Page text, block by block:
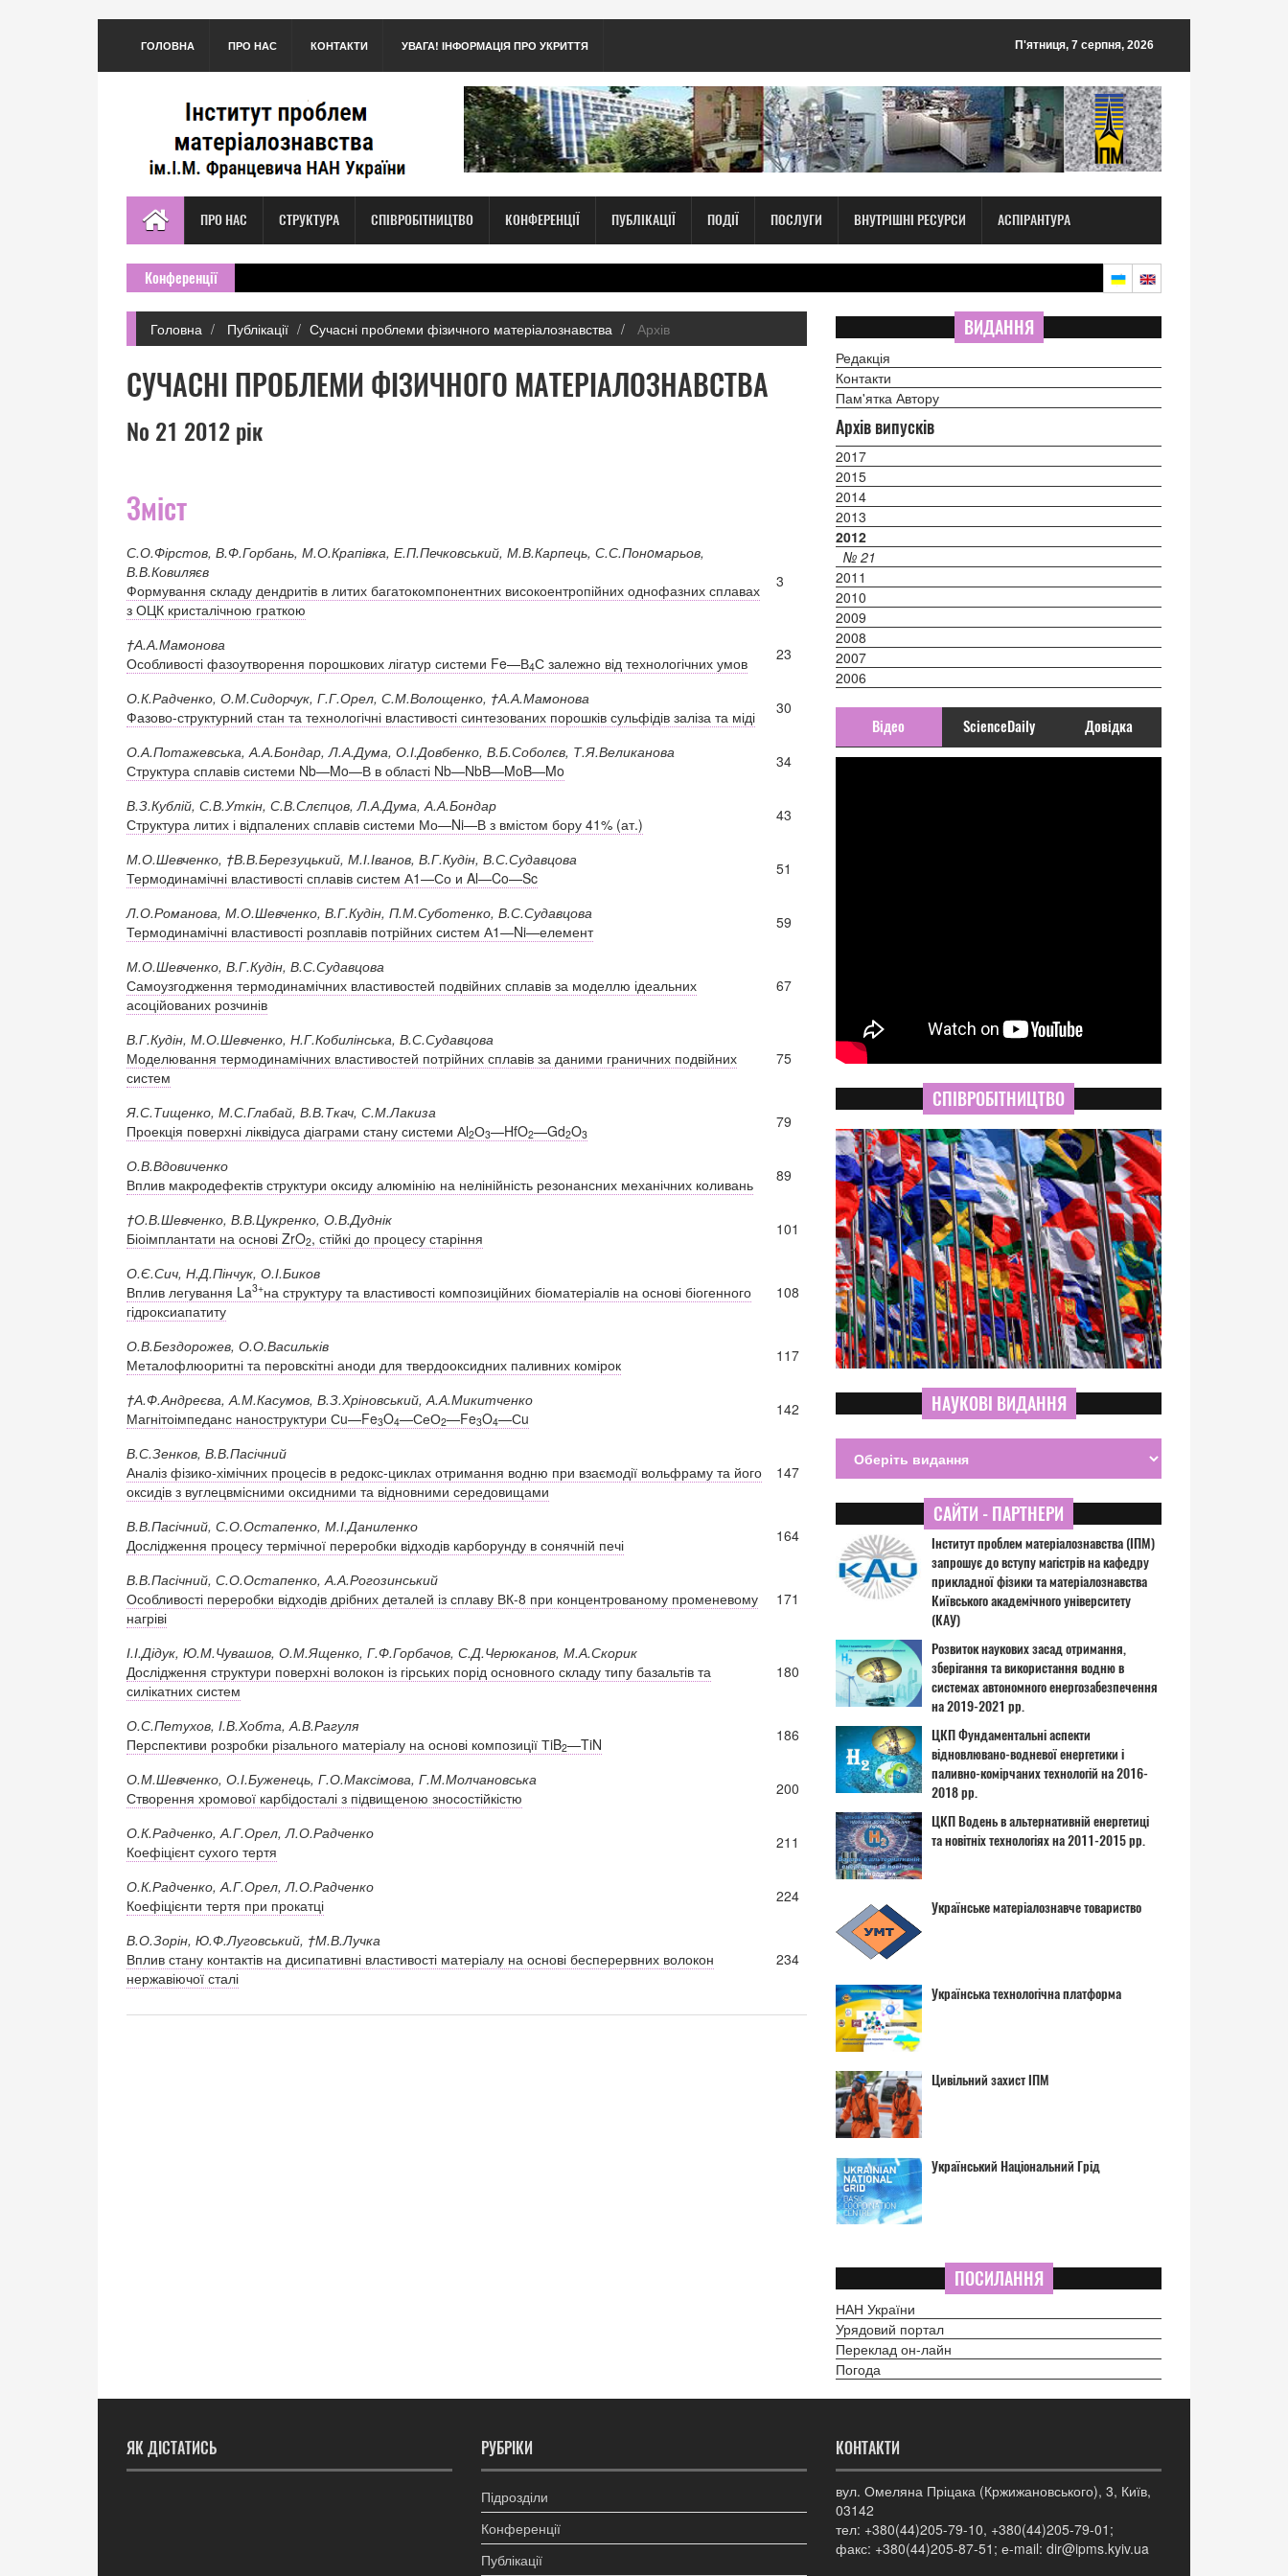
ГОЛОВНА ПРО НАС КОНТАКТИ УВАГА! ІНФОРМАЦІЯ ПРО УКРИТТЯ П'ятниця, 7 серпня, 2026
ПРО НАС СТРУКТУРА СПІВРОБІТНИЦТВО КОНФЕРЕНЦІЇ ПУБЛІКАЦІЇ ПОДІЇ ПОСЛУГИ ВНУТРІШНІ РЕСУРСИ АСПІРАНТУРА
Конференції
Головна Публікації Сучасні проблеми фізичного матеріалознавства Архів
СУЧАСНІ ПРОБЛЕМИ ФІЗИЧНОГО МАТЕРІАЛОЗНАВСТВА
№ 21 2012 рік
Зміст
С.О.Фірстов, В.Ф.Горбань, М.О.Крапівка, Е.П.Печковський, М.В.Карпець, С.С.Понoмарьов,
В.В.Ковиляєв
Формування складу дендритів в литих багатокомпонентних високоентропійних однофазних сплавах
з ОЦК кристалічною граткою
3
†А.А.Мамонова
Особливості фазоутворення порошкових лігатур системи Fe—В4С залежно від технологічних умов 23
О.К.Радченко, О.М.Сидорчук, Г.Г.Орел, С.М.Волощенко, †А.А.Мамонова
Фазово-структурний стан та технологічні властивості синтезованих порошків сульфідів заліза та міді
30
О.А.Потажевська, А.А.Бондар, Л.А.Дума, О.І.Довбенко, В.Б.Соболєв, Т.Я.Великанова
Структура сплавів системи Nb—Mo—В в області Nb—NbB—MoB—Mo
34
В.З.Кублій, С.В.Уткін, С.В.Слєпцов, Л.А.Дума, А.А.Бондар
Структура литих і відпалених сплавів системи Мо—Ni—В з вмістом бору 41% (ат.)
43
М.О.Шевченко, †В.В.Березуцький, М.І.Іванов, В.Г.Кудін, В.С.Судавцова
Термодинамічні властивості сплавів систем А1—Со и Al—Co—Sc
51
Л.О.Романова, М.О.Шевченко, В.Г.Кудін, П.М.Суботенко, В.С.Судавцова
Термодинамічні властивості розплавів потрійних систем А1—Ni—елемент
59
М.О.Шевченко, В.Г.Кудін, В.С.Судавцова
Самоузгодження термодинамічних властивостей подвійних сплавів за моделлю ідеальних
асоційованих розчинів
67
В.Г.Кудін, М.О.Шевченко, Н.Г.Кобилінська, В.С.Судавцова
Моделювання термодинамічних властивостей потрійних сплавів за даними граничних подвійних
систем
75
Я.С.Тищенко, М.С.Глабай, В.В.Ткач, С.М.Лакиза
Проекція поверхні ліквідуса діаграми стану системи Аl2О3—HfO2—Gd2O3
79
О.В.Вдовиченко
Вплив макродефектів структури оксиду алюмінію на нелінійність резонансних механічних коливань
89
†О.В.Шевченко, В.В.Цукренко, О.В.Дуднік
Біоімплантати на основі ZrO2, стійкі до процесу старіння 101
О.Є.Сич, Н.Д.Пінчук, О.І.Биков
Вплив легування La3+на структуру та властивості композиційних біоматеріалів на основі біогенного
гідроксиапатиту
108
О.В.Бездорожев, О.О.Васильків
Металофлюоритні та перовскітні аноди для твердооксидних паливних комірок
117
†А.Ф.Андреєва, А.М.Касумов, В.З.Хріновський, А.А.Микитченко
Магнітоімпеданс наноструктури Сu—Fe3O4—СеО2—Fe3O4—Сu 142
В.С.Зенков, В.В.Пасічний
Аналіз фізико-хімічних процесів в редокс-циклах отримання водню при взаємодії вольфраму та його
оксидів з вуглецвмісними оксидними та відновними середовищами
147
В.В.Пасічний, С.О.Остапенко, М.І.Даниленко
Дослідження процесу термічної переробки відходів карборунду в сонячній печі
164
В.В.Пасічний, С.О.Остапенко, А.А.Рогозинський
Особливості переробки відходів дрібних деталей із сплаву ВК-8 при концентрованому променевому
нагріві
171
І.І.Дідук, Ю.М.Чувашов, О.М.Ященко, Г.Ф.Горбачов, С.Д.Черюканов, М.А.Скорик
Дослідження структури поверхні волокон із гірських порід основного складу типу базальтів та
силікатних систем
180
О.С.Петухов, І.В.Хобта, А.В.Рагуля
Перспективи розробки різального матеріалу на основі композиції ТiB2—TiN 186
О.М.Шевченко, О.І.Буженець, Г.О.Максімова, Г.М.Молчановська
Створення хромової карбідосталі з підвищеною зносостійкістю
200
О.К.Радченко, А.Г.Орел, Л.О.Радченко
Коефіцієнт сухого тертя
211
О.К.Радченко, А.Г.Орел, Л.О.Радченко
Коефіцієнти тертя при прокатці
224
В.О.Зорін, Ю.Ф.Луговський, †М.В.Лучка
Вплив стану контактів на дисипативні властивості матеріалу на основі бесперервних волокон
нержавіючої сталі
234
ВИДАННЯ
Редакція
Контакти
Пам'ятка Автору
Архів випусків
2017
2015
2014
2013
2012
№ 21
2011
2010
2009
2008
2007
2006
Відео ScienceDaily Довідка
СПІВРОБІТНИЦТВО
НАУКОВІ ВИДАННЯ
САЙТИ - ПАРТНЕРИ
Інститут проблем матеріалознавства (ІПМ)
запрошує до вступу магістрів на кафедру
прикладної фізики та матеріалознавства
Київського академічного університету
(КАУ)
Розвиток наукових засад отримання,
зберігання та використання водню в
системах автономного енергозабезпечення
на 2019-2021 рр.
ЦКП Фундаментальні аспекти
відновлювано-водневої енергетики і
паливно-комірчаних технологій на 2016-
2018 рр.
ЦКП Водень в альтернативній енергетиці
та новітніх технологіях на 2011-2015 рр.
Українське матеріалознавче товариство
Українська технологічна платформа
Цивільний захист ІПМ
Український Національний Грід
ПОСИЛАННЯ
НАН України
Урядовий портал
Переклад он-лайн
Погода
ЯК ДІСТАТИСЬ РУБРІКИ
Підрозділи
Конференції
Публікації
КОНТАКТИ
вул. Омеляна Пріцака (Кржижановського), 3, Київ,
03142
тел: +380(44)205-79-10, +380(44)205-79-01;
факс: +380(44)205-87-51; е-mail: dir@ipms.kyiv.ua